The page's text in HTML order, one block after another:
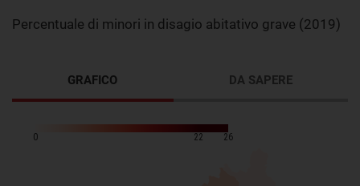
Percentuale di minori in disagio abitativo grave (2019)
GRAFICO DA SAPERE